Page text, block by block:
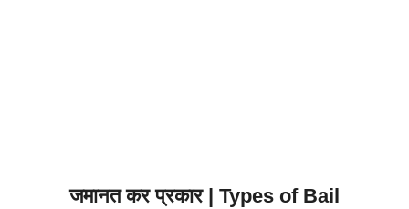
जमानत कर प्रकार | Types of Bail